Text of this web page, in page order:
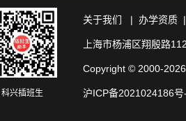
科兴插班生
关于我们 | 办学资质
上海市杨浦区翔殷路
Copyright © 2000-
沪ICP备2021024186号